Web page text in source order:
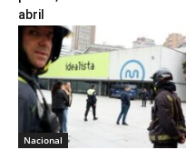
abril
Nacional